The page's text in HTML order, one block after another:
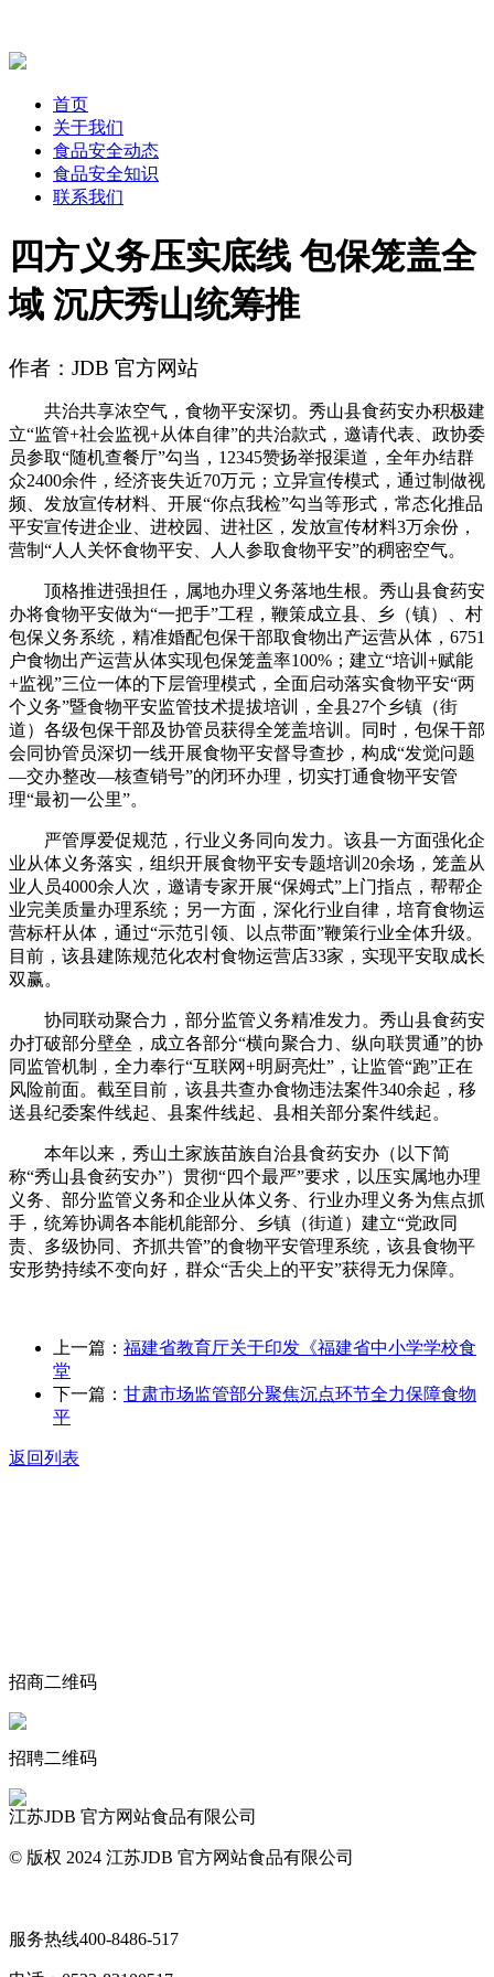
首页
关于我们
食品安全动态
食品安全知识
联系我们
四方义务压实底线 包保笼盖全
域 沉庆秀山统筹推
作者：JDB 官方网站
共治共享浓空气，食物平安深切。秀山县食药安办积极建
立“监管+社会监视+从体自律”的共治款式，邀请代表、政协委
员参取“随机查餐厅”勾当，12345赞扬举报渠道，全年办结群
众2400余件，经济丧失近70万元；立异宣传模式，通过制做视
频、发放宣传材料、开展“你点我检”勾当等形式，常态化推品
平安宣传进企业、进校园、进社区，发放宣传材料3万余份，
营制“人人关怀食物平安、人人参取食物平安”的稠密空气。
顶格推进强担任，属地办理义务落地生根。秀山县食药安
办将食物平安做为“一把手”工程，鞭策成立县、乡（镇）、村
包保义务系统，精准婚配包保干部取食物出产运营从体，6751
户食物出产运营从体实现包保笼盖率100%；建立“培训+赋能
+监视”三位一体的下层管理模式，全面启动落实食物平安“两
个义务”暨食物平安监管技术提拔培训，全县27个乡镇（街
道）各级包保干部及协管员获得全笼盖培训。同时，包保干部
会同协管员深切一线开展食物平安督导查抄，构成“发觉问题
—交办整改—核查销号”的闭环办理，切实打通食物平安管
理“最初一公里”。
严管厚爱促规范，行业义务同向发力。该县一方面强化企
业从体义务落实，组织开展食物平安专题培训20余场，笼盖从
业人员4000余人次，邀请专家开展“保姆式”上门指点，帮帮企
业完美质量办理系统；另一方面，深化行业自律，培育食物运
营标杆从体，通过“示范引领、以点带面”鞭策行业全体升级。
目前，该县建陈规范化农村食物运营店33家，实现平安取成长
双赢。
协同联动聚合力，部分监管义务精准发力。秀山县食药安
办打破部分壁垒，成立各部分“横向聚合力、纵向联贯通”的协
同监管机制，全力奉行“互联网+明厨亮灶”，让监管“跑”正在
风险前面。截至目前，该县共查办食物违法案件340余起，移
送县纪委案件线起、县案件线起、县相关部分案件线起。
本年以来，秀山土家族苗族自治县食药安办（以下简
称“秀山县食药安办”）贯彻“四个最严”要求，以压实属地办理
义务、部分监管义务和企业从体义务、行业办理义务为焦点抓
手，统筹协调各本能机能部分、乡镇（街道）建立“党政同
责、多级协同、齐抓共管”的食物平安管理系统，该县食物平
安形势持续不变向好，群众“舌尖上的平安”获得无力保障。
上一篇： 福建省教育厅关于印发《福建省中小学学校食
堂
下一篇： 甘肃市场监管部分聚焦沉点环节全力保障食物
平
返回列表
招商二维码
招聘二维码
江苏JDB 官方网站食品有限公司
© 版权 2024 江苏JDB 官方网站食品有限公司
服务热线400-8486-517